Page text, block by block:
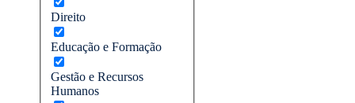
Direito
Educação e Formação
Gestão e Recursos
Humanos